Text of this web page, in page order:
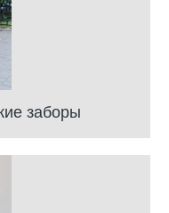
заборы